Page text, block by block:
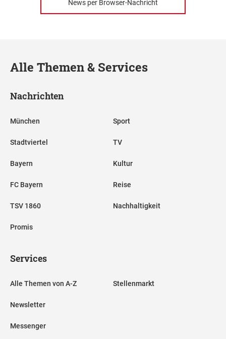
News per Browser-Nachricht
Alle Themen & Services
Nachrichten
München
Stadtviertel
Bayern
FC Bayern
TSV 1860
Promis
Sport
TV
Kultur
Reise
Nachhaltigkeit
Services
Alle Themen von A-Z
Newsletter
Messenger
Stellenmarkt